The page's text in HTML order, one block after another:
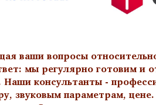
ваши вопросы
мы регулярно готовим и
Наши консультанты -
звуковым параметрам,